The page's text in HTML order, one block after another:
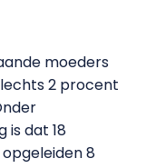
moeders
2 procent
is dat 18
8